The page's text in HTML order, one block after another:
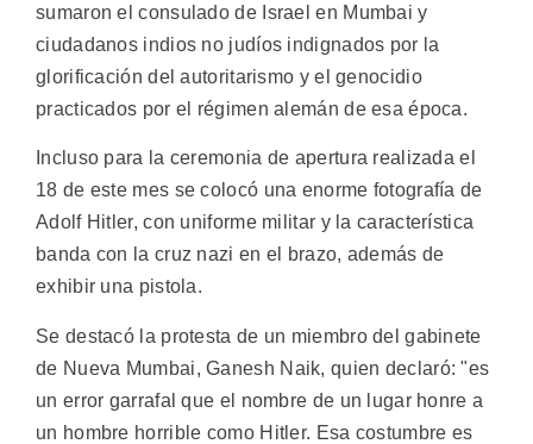
sumaron el consulado de Israel en Mumbai y
ciudadanos indios no judíos indignados por la
glorificación del autoritarismo y el genocidio
practicados por el régimen alemán de esa época.
Incluso para la ceremonia de apertura realizada el
18 de este mes se colocó una enorme fotografía de
Adolf Hitler, con uniforme militar y la característica
banda con la cruz nazi en el brazo, además de
exhibir una pistola.
Se destacó la protesta de un miembro del gabinete
de Nueva Mumbai, Ganesh Naik, quien declaró: "es
un error garrafal que el nombre de un lugar honre a
un hombre horrible como Hitler. Esa costumbre es